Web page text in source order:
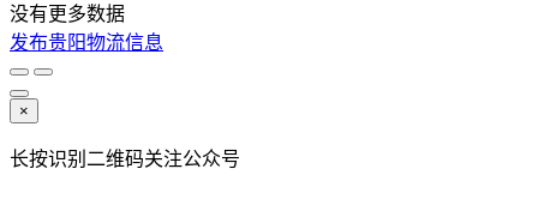
没有更多数据
发布贵阳物流信息
×
长按识别二维码关注公众号